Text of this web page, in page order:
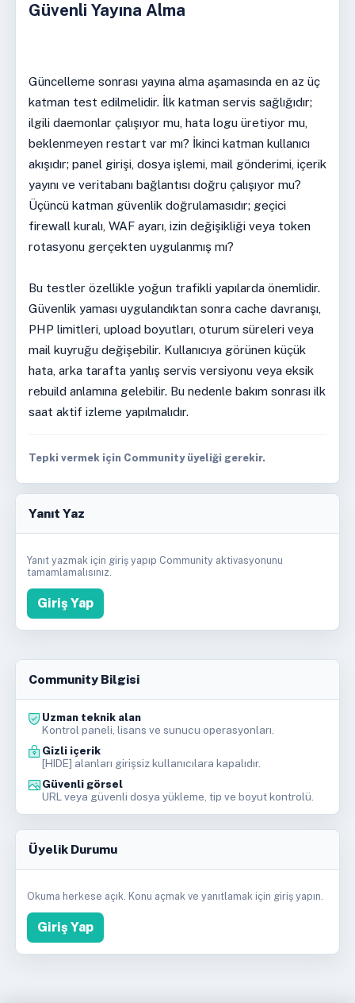
Güvenli Yayına Alma
Güncelleme sonrası yayına alma aşamasında en az üç
katman test edilmelidir. İlk katman servis sağlığıdır;
ilgili daemonlar çalışıyor mu, hata logu üretiyor mu,
beklenmeyen restart var mı? İkinci katman kullanıcı
akışıdır; panel girişi, dosya işlemi, mail gönderimi, içerik
yayını ve veritabanı bağlantısı doğru çalışıyor mu?
Üçüncü katman güvenlik doğrulamasıdır; geçici
firewall kuralı, WAF ayarı, izin değişikliği veya token
rotasyonu gerçekten uygulanmış mı?
Bu testler özellikle yoğun trafikli yapılarda önemlidir.
Güvenlik yaması uygulandıktan sonra cache davranışı,
PHP limitleri, upload boyutları, oturum süreleri veya
mail kuyruğu değişebilir. Kullanıcıya görünen küçük
hata, arka tarafta yanlış servis versiyonu veya eksik
rebuild anlamına gelebilir. Bu nedenle bakım sonrası ilk
saat aktif izleme yapılmalıdır.
Tepki vermek için Community üyeliği gerekir.
Yanıt Yaz
Yanıt yazmak için giriş yapıp Community aktivasyonunu
tamamlamalısınız.
Giriş Yap
Community Bilgisi
Uzman teknik alan
Kontrol paneli, lisans ve sunucu operasyonları.
Gizli içerik
[HIDE] alanları girişsiz kullanıcılara kapalıdır.
Güvenli görsel
URL veya güvenli dosya yükleme, tip ve boyut kontrolü.
Üyelik Durumu
Okuma herkese açık. Konu açmak ve yanıtlamak için giriş yapın.
Giriş Yap